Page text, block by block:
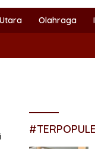
Olahraga